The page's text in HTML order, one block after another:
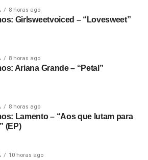
8 horas ago
Girlsweetvoiced – “Lovesweet”
8 horas ago
Ariana Grande – “Petal”
8 horas ago
Lamento – “Aos que lutam para
(EP)
10 horas ago